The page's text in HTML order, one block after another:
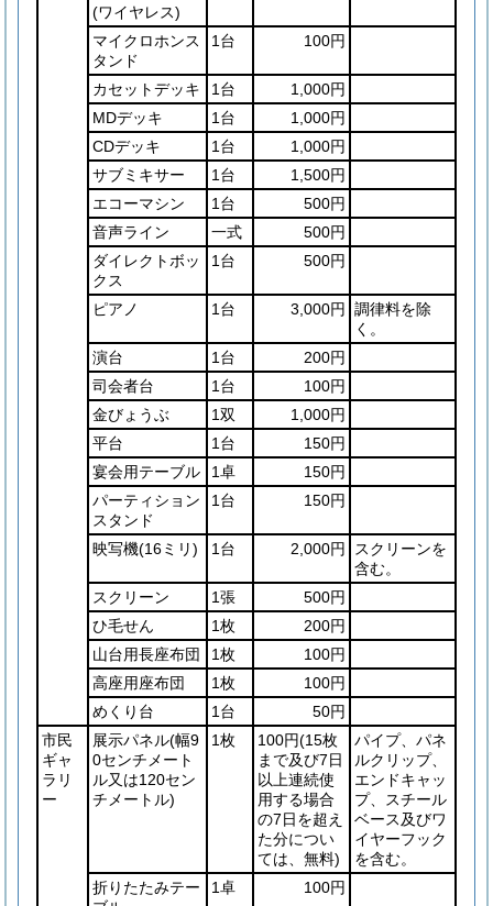
(ワイヤレス)
マイクロホンス
タンド
1台 100円
カセットデッキ 1台
1,000円
MDデッキ
1台
1,000円
CDデッキ
1台
1,000円
サブミキサー
1台
1,500円
エコーマシン
1台
500円
音声ライン
一式
500円
ダイレクトボッ
クス
1台 500円
ピアノ 1台 3,000円
調律料を除
く。
演台
1台
200円
司会者台
1台
100円
金びょうぶ
1双
1,000円
平台
1台
150円
宴会用テーブル
1卓
150円
パーティション
スタンド
1台 150円
映写機(16ミリ) 1台 2,000円
スクリーンを
含む。
スクリーン
1張
500円
ひ毛せん
1枚
200円
山台用長座布団
1枚
100円
高座用座布団
1枚
100円
めくり台
1台
50円
市民
ギャ
ラリ
ー
展示パネル(幅9
0センチメート
ル又は120セン
チメートル)
1枚 100円(15枚
まで及び7日
以上連続使
用する場合
の7日を超え
た分につい
ては、無料)
パイプ、パネ
ルクリップ、
エンドキャッ
プ、スチール
ベース及びワ
イヤーフック
を含む。
折りたたみテー
1卓 100円